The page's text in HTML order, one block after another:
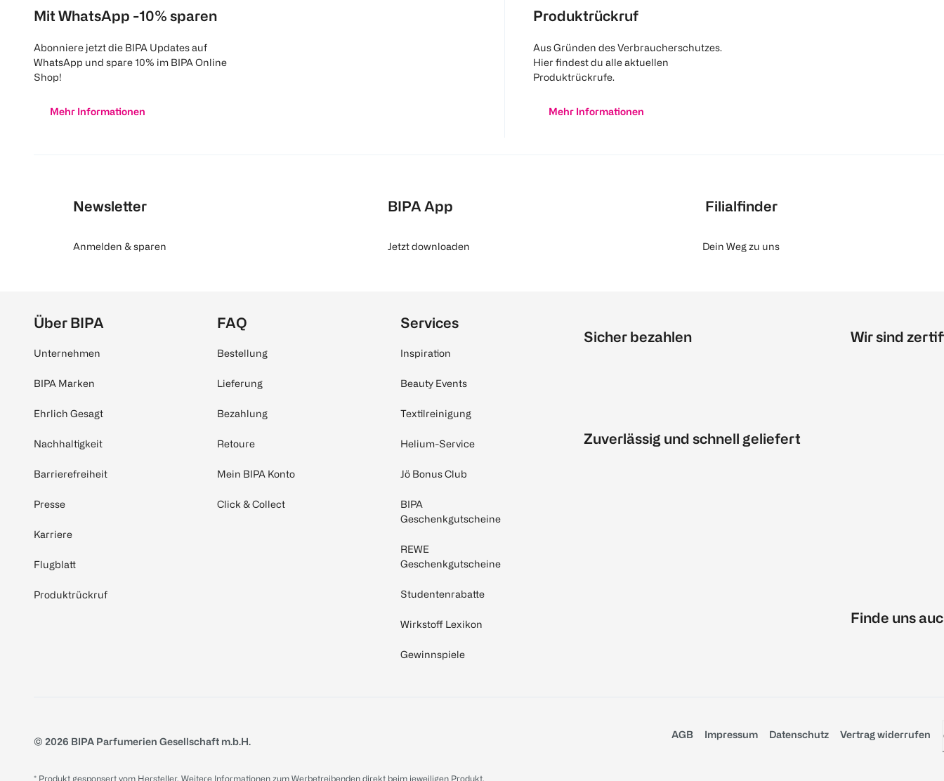
Mit WhatsApp -10% sparen
Abonniere jetzt die BIPA Updates auf
WhatsApp und spare 10% im BIPA Online
Shop!
Mehr Informationen
Produktrückruf
Aus Gründen des Verbraucherschutzes.
Hier findest du alle aktuellen
Produktrückrufe.
Mehr Informationen
Newsletter
Anmelden & sparen
BIPA App
Jetzt downloaden
Filialfinder
Dein Weg zu uns
Über BIPA
Unternehmen
BIPA Marken
Ehrlich Gesagt
Nachhaltigkeit
Barrierefreiheit
Presse
Karriere
Flugblatt
Produktrückruf
FAQ
Bestellung
Lieferung
Bezahlung
Retoure
Mein BIPA Konto
Click & Collect
Services
Inspiration
Beauty Events
Textilreinigung
Helium-Service
Jö Bonus Club
BIPA
Geschenkgutscheine
REWE
Geschenkgutscheine
Studentenrabatte
Wirkstoff Lexikon
Gewinnspiele
Sicher bezahlen
Zuverlässig und schnell geliefert
Wir sind
Finde uns
© 2026 BIPA Parfumerien Gesellschaft m.b.H.
AGB Impressum Datenschutz Vertrag widerrufen
* Produkt gesponsert vom Hersteller. Weitere Informationen zum Werbetreibenden direkt beim jeweiligen Produkt.